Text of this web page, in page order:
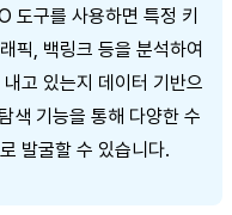
구를 사용하면 특정 키
픽, 백링크 등을 분석하여
고 있는지 데이터 기반으
색 기능을 통해 다양한 수
발굴할 수 있습니다.